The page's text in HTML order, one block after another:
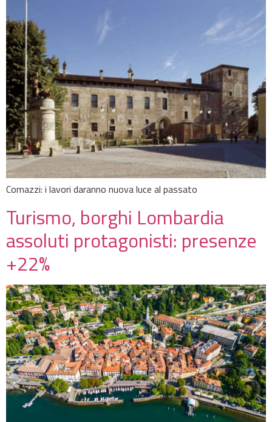
Comazzi: i lavori daranno nuova luce al passato
Turismo, borghi Lombardia
assoluti protagonisti: presenze
+22%